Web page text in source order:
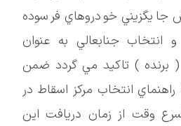
فرسوده
انتخاب جنابعالي به عنوان
مي گردد ضمن
راهنماي انتخاب مرکز اسقاط در
زمان دريافت اين